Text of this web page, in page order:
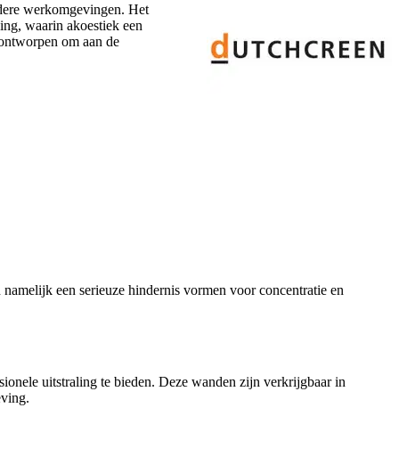
werkomgevingen. Het
waarin akoestiek een
om aan de
een serieuze hindernis vormen voor concentratie en
uitstraling te bieden. Deze wanden zijn verkrijgbaar in